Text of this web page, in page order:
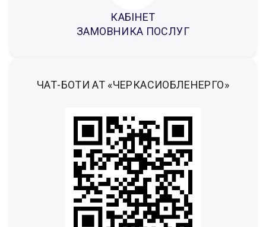
КАБІНЕТ
ЗАМОВНИКА ПОСЛУГ
ЧАТ-БОТИ АТ «ЧЕРКАСИОБЛЕНЕРГО»